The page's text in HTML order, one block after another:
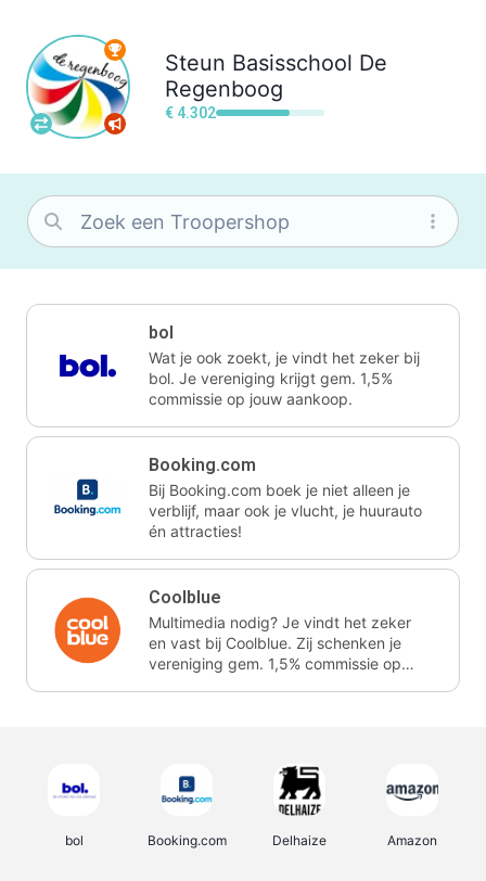
Steun Basisschool De
Regenboog
€ 4.302
bol
Wat je ook zoekt, je vindt het zeker bij
bol. Je vereniging krijgt gem. 1,5%
commissie op jouw aankoop.
Booking.com
Bij Booking.com boek je niet alleen je
verblijf, maar ook je vlucht, je huurauto
én attracties!
Coolblue
Multimedia nodig? Je vindt het zeker
en vast bij Coolblue. Zij schenken je
vereniging gem. 1,5% commissie op
bol Booking.com Delhaize Amazon